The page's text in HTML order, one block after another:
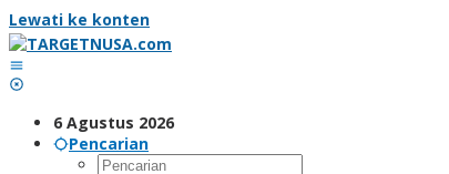
Lewati ke konten
6 Agustus 2026
Pencarian